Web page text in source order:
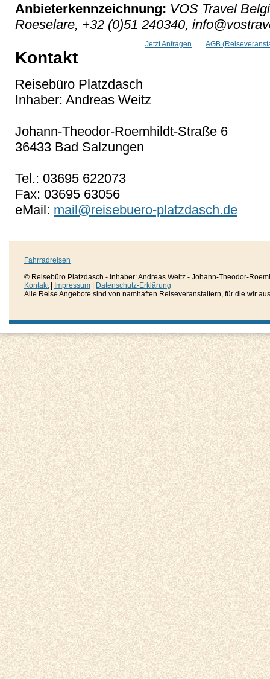
Anbieterkennzeichnung: VOS Travel
Roeselare, +32 (0)51 240340,
Jetzt Anfragen AGB
Kontakt
Reisebüro Platzdasch
Inhaber: Andreas Weitz
Johann-Theodor-Roemhildt-Straße 6
36433 Bad Salzungen
Tel.: 03695 622073
Fax: 03695 63056
eMail: mail@reisebuero-platzdasch.de
Fahrradreisen
© Reisebüro Platzdasch - Inhaber: Andreas Weitz - Johann-Theodor-
Kontakt| Impressum
Datenschutz-Erklärung
Alle Reise Angebote sind von namhaften Reiseveranstaltern, für die wir